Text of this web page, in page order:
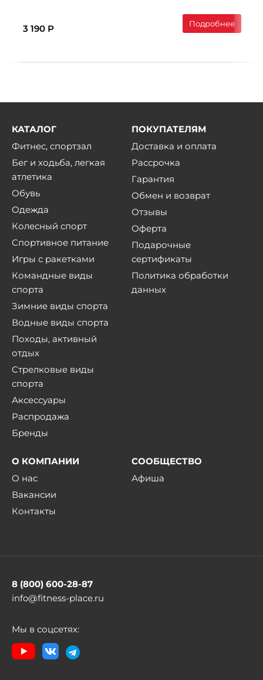
3 190 Р Подробнее
КАТАЛОГ
Фитнес, спортзал
Бег и ходьба, легкая
атлетика
Обувь
Одежда
Колесный спорт
Спортивное питание
Игры с ракетками
Командные виды
спорта
Зимние виды спорта
Водные виды спорта
Походы, активный
отдых
Стрелковые виды
спорта
Аксессуары
Распродажа
Бренды
ПОКУПАТЕЛЯМ
Доставка и оплата
Рассрочка
Гарантия
Обмен и возврат
Отзывы
Оферта
Подарочные
сертификаты
Политика обработки
данных
О КОМПАНИИ
О нас
Вакансии
Контакты
СООБЩЕСТВО
Афиша
8 (800) 600-28-87
info@fitness-place.ru
Мы в соцсетях: